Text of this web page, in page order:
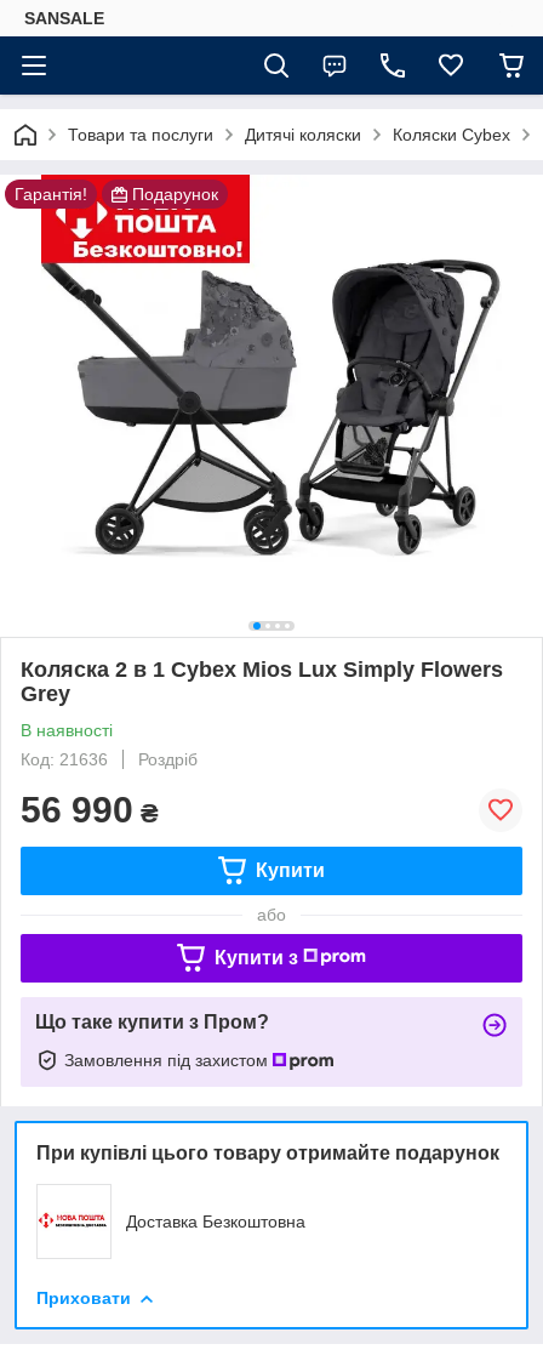
SANSALE
Товари та послуги Дитячі коляски Коляски Cybex
Гарантія! Подарунок
Коляска 2 в 1 Cybex Mios Lux Simply Flowers
Grey
В наявності
Код: 21636
Роздріб
56 990 ₴
Купити
або
Купити з
Що таке купити з Пром?
Замовлення під захистом
При купівлі цього товару отримайте подарунок
Доставка Безкоштовна
Приховати